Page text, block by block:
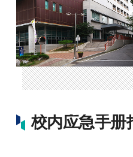
校内应急手册